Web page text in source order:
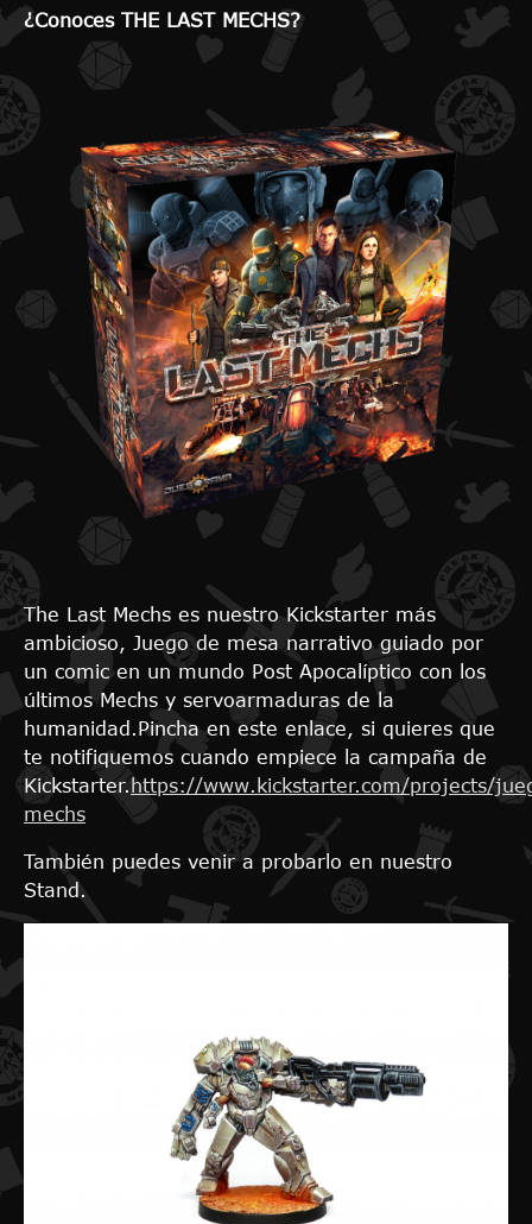
¿Conoces THE LAST MECHS?
The Last Mechs es nuestro Kickstarter más
ambicioso, Juego de mesa narrativo guiado por
un comic en un mundo Post Apocalíptico con los
últimos Mechs y servoarmaduras de la
humanidad.Pincha en este enlace, si quieres que
te notifiquemos cuando empiece la campaña de
Kickstarter. https://www.kickstarter.com/projects/
mechs
También puedes venir a probarlo en nuestro
Stand.